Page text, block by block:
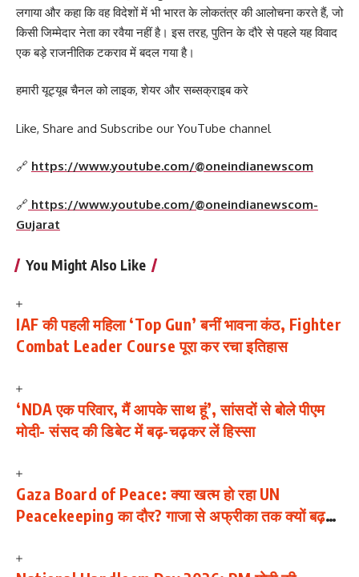
लगाया और कहा कि वह विदेशों में भी भारत के लोकतंत्र की आलोचना करते हैं, जो
किसी जिम्मेदार नेता का रवैया नहीं है। इस तरह, पुतिन के दौरे से पहले यह विवाद
एक बड़े राजनीतिक टकराव में बदल गया है।
हमारी यूट्यूब चैनल को लाइक, शेयर और सब्सक्राइब करे
Like, Share and Subscribe our YouTube channel
🔗 https://www.youtube.com/@oneindianewscom
🔗 https://www.youtube.com/@oneindianewscom-
Gujarat
You Might Also Like
IAF की पहली महिला ‘Top Gun’ बनीं भावना कंठ, Fighter
Combat Leader Course पूरा कर रचा इतिहास
‘NDA एक परिवार, मैं आपके साथ हूं’, सांसदों से बोले पीएम
मोदी- संसद की डिबेट में बढ़-चढ़कर लें हिस्सा
Gaza Board of Peace: क्या खत्म हो रहा UN
Peacekeeping का दौर? गाजा से अफ्रीका तक क्यों बढ़